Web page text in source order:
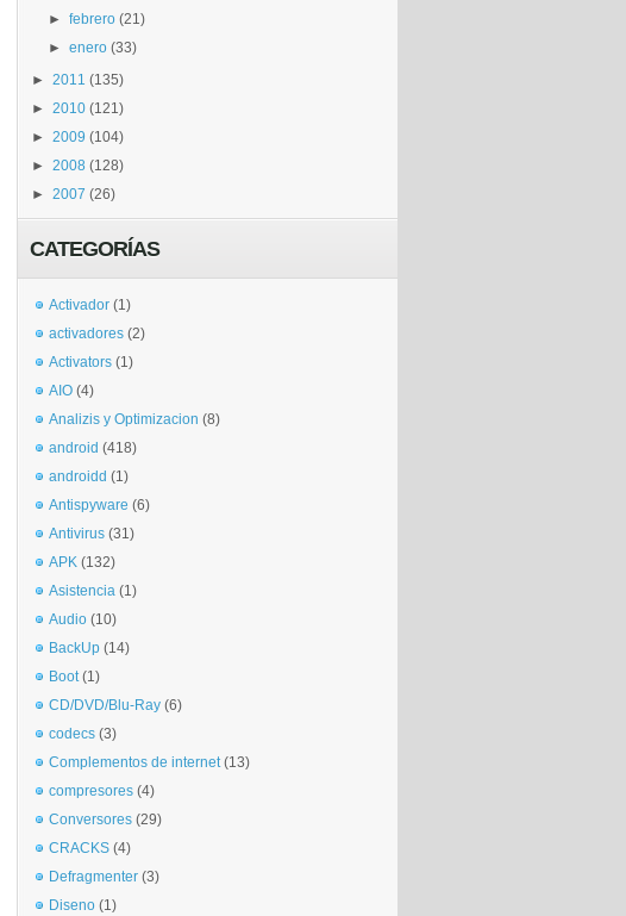
►febrero (21)
►enero (33)
► 2011 (135)
► 2010 (121)
► 2009 (104)
► 2008 (128)
► 2007 (26)
CATEGORÍAS
Activador (1)
activadores (2)
Activators (1)
AIO (4)
Analizis y Optimizacion (8)
android (418)
androidd (1)
Antispyware (6)
Antivirus (31)
APK (132)
Asistencia (1)
Audio (10)
BackUp (14)
Boot (1)
CD/DVD/Blu-Ray (6)
codecs (3)
Complementos de internet (13)
compresores (4)
Conversores (29)
CRACKS (4)
Defragmenter (3)
Diseno (1)